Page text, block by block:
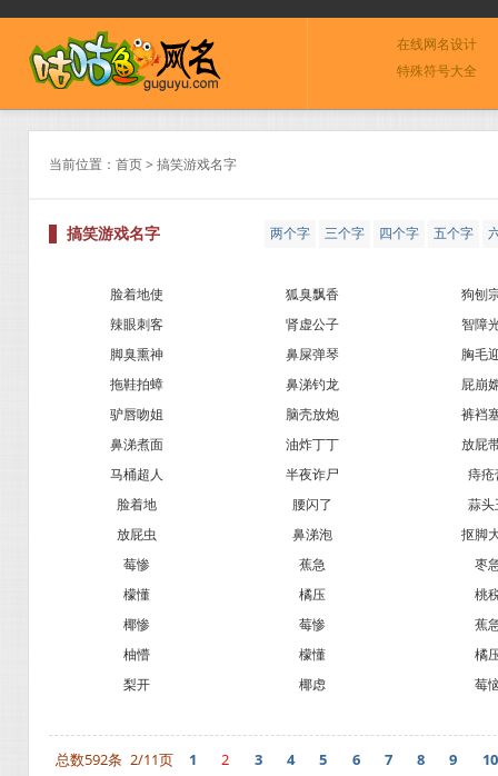
在线网名设计
特殊符号大全
当前位置： 首页> 搞笑游戏名字
两个字 三个字 四个字 五个字
搞笑游戏名字
脸着地使 狐臭飘香
狗刨
辣眼刺客
肾虚公子
智障
脚臭熏神
鼻屎弹琴
胸毛
拖鞋拍蟑
鼻涕钓龙
屁崩
驴唇吻姐
脑壳放炮
裤裆
鼻涕煮面
油炸丁丁
放屁
马桶超人
半夜诈尸
痔疮
脸着地
腰闪了
蒜头
放屁虫
鼻涕泡
抠脚
莓惨
蕉急
枣
檬懂
橘压
桃
椰惨
莓惨
蕉
柚懵
檬懂
橘
梨开
椰虑 莓
总数592条 2/11页 1 2 3 4 5 6 7 8 9 10